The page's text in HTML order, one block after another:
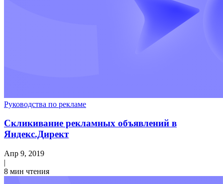
Руководства по рекламе
Скликивание рекламных объявлений в
Яндекс.Директ
Апр 9, 2019
|
8 мин чтения